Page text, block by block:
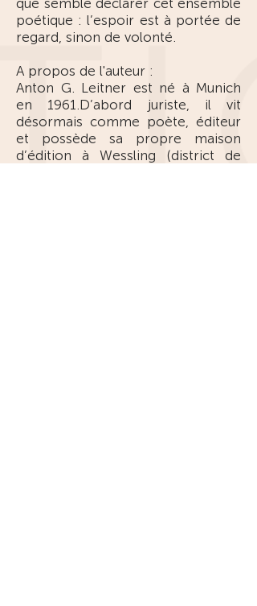
que semble déclarer cet ensemble
poétique : l’espoir est à portée de
regard, sinon de volonté.
A propos de l'auteur :
Anton G. Leitner est né à Munich
en 1961.D’abord juriste, il vit
désormais comme poète, éditeur
et possède sa propre maison
d’édition à Wessling (district de